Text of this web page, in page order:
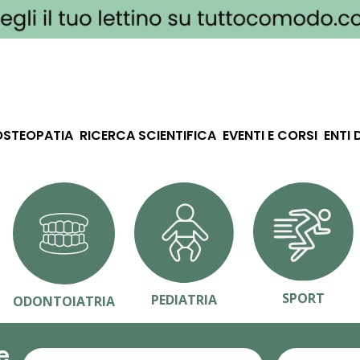
RICERCA SCIENTIFICA EVENTI E CORSI ENTI
ODONTOIATRIA PEDIATRIA SPORT